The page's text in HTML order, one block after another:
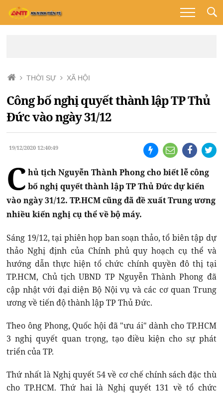
THỜI SỰ XÃ HỘI
Công bố nghị quyết thành lập TP Thủ
Đức vào ngày 31/12
19/12/2020 12:40:49
C hủ tịch Nguyễn Thành Phong cho biết lễ công
bố nghị quyết thành lập TP Thủ Đức dự kiến
vào ngày 31/12. TP.HCM cũng đã đề xuất Trung ương
nhiều kiến nghị cụ thể về bộ máy.
Sáng 19/12, tại phiên họp ban soạn thảo, tổ biên tập dự
thảo Nghị định của Chính phủ quy hoạch cụ thể và
hướng dẫn thực hiện tổ chức chính quyền đô thị tại
TP.HCM, Chủ tịch UBND TP Nguyễn Thành Phong đã
cập nhật với đại diện Bộ Nội vụ và các cơ quan Trung
ương về tiến độ thành lập TP Thủ Đức.
Theo ông Phong, Quốc hội đã "ưu ái" dành cho TP.HCM
3 nghị quyết quan trọng, tạo điều kiện cho sự phát
triển của TP.
Thứ nhất là Nghị quyết 54 về cơ chế chính sách đặc thù
cho TP.HCM. Thứ hai là Nghị quyết 131 về tổ chức